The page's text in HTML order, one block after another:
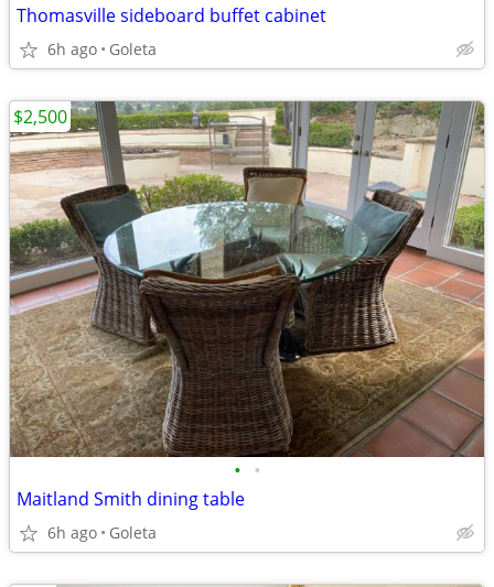
Thomasville sideboard buffet cabinet
6h ago Goleta
• •
Maitland Smith dining table
6h ago Goleta
$2,500